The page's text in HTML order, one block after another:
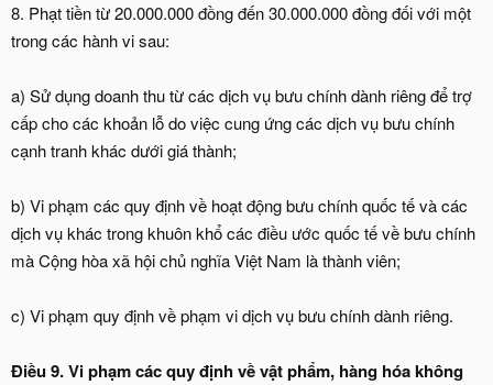
8. Phạt tiền từ 20.000.000 đồng đến 30.000.000 đồng đối với một
trong các hành vi sau:
a) Sử dụng doanh thu từ các dịch vụ bưu chính dành riêng để trợ
cấp cho các khoản lỗ do việc cung ứng các dịch vụ bưu chính
cạnh tranh khác dưới giá thành;
b) Vi phạm các quy định về hoạt động bưu chính quốc tế và các
dịch vụ khác trong khuôn khổ các điều ước quốc tế về bưu chính
mà Cộng hòa xã hội chủ nghĩa Việt Nam là thành viên;
c) Vi phạm quy định về phạm vi dịch vụ bưu chính dành riêng.
Điều 9. Vi phạm các quy định về vật phẩm, hàng hóa không